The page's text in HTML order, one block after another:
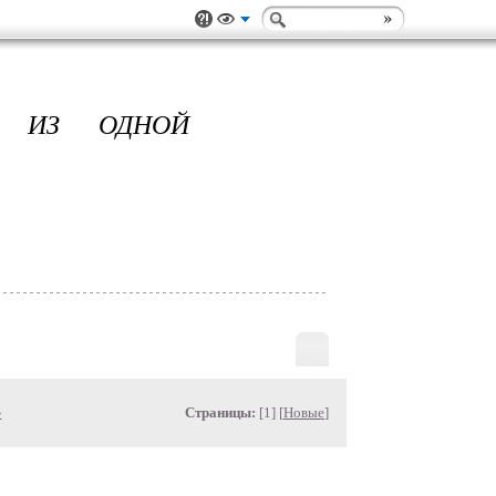
ИЗ ОДНОЙ
Страницы: [1] [Новые]